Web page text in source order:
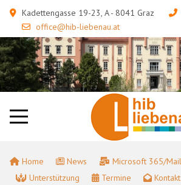
Kadettengasse 19-23, A - 8041 Graz
office@hib-liebenau.at
Home News Microsoft 365/Mail
Unterstützung
Termine Kontakt